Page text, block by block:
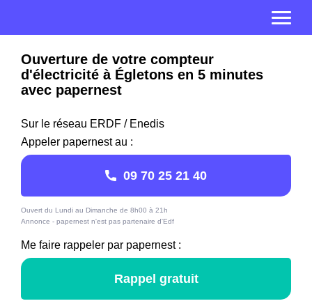
Ouverture de votre compteur
d'électricité à Égletons en 5 minutes
avec papernest
Sur le réseau ERDF / Enedis
Appeler papernest au :
09 70 25 21 40
Ouvert du Lundi au Dimanche de 8h00 à 21h
Annonce - papernest n'est pas partenaire d'Edf
Me faire rappeler par papernest :
Rappel gratuit